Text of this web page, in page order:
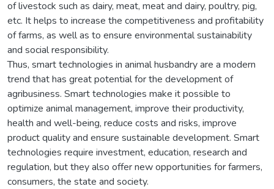
of livestock such as dairy, meat, meat and dairy, poultry, pig,
etc. It helps to increase the competitiveness and profitability
of farms, as well as to ensure environmental sustainability
and social responsibility.
Thus, smart technologies in animal husbandry are a modern
trend that has great potential for the development of
agribusiness. Smart technologies make it possible to
optimize animal management, improve their productivity,
health and well-being, reduce costs and risks, improve
product quality and ensure sustainable development. Smart
technologies require investment, education, research and
regulation, but they also offer new opportunities for farmers,
consumers, the state and society.